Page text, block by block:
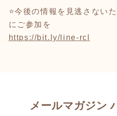
⭐️今後の情報を見逃さない
にご参加を
https://bit.ly/line-rcl
メールマガジン